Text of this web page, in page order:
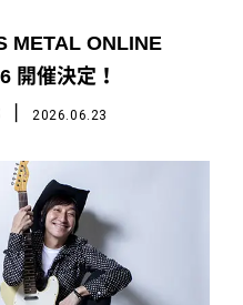
METAL ONLINE
開催決定！
2026.06.23